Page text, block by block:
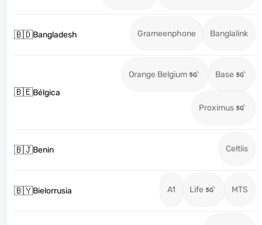
🇧🇩Bangladesh Grameenphone Banglalink
🇧🇪Bélgica
Orange Belgium Base
Proximus
🇧🇯Benin Celtiis
🇧🇾Bielorrusia A1 Life MTS